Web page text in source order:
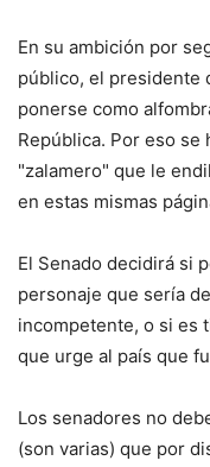
En su ambición por
público, el presidente
ponerse como
República. Por eso se
"zalamero" que le
en estas mismas
El Senado decidirá si
personaje que sería
incompetente, o si es
que urge al país que
Los senadores no
(son varias) que por